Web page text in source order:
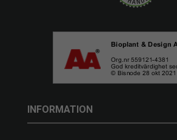
INFORMATION